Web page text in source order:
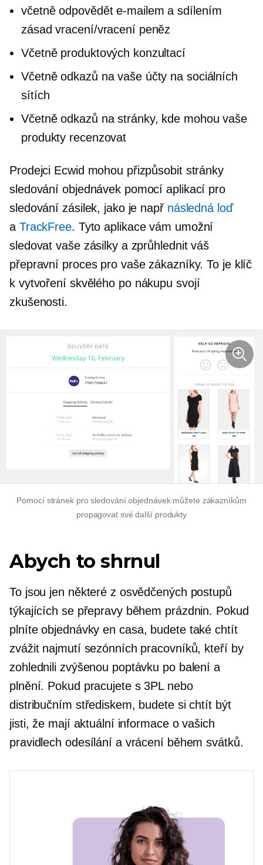
včetněodpověděte-mailem a sdílením
zásad vracení/vracení peněz
Včetně produktových konzultací
Včetně odkazů na vaše účty na sociálních
sítích
Včetně odkazů na stránky, kde mohou vaše
produkty recenzovat
Prodejci Ecwid mohou přizpůsobit stránky
sledování objednávek pomocí aplikací pro
sledování zásilek, jako je např následná loď
a TrackFree. Tyto aplikace vám umožní
sledovat vaše zásilky a zprůhlednit váš
přepravní proces pro vaše zákazníky. To je klíč
k vytvoření skvělého po nákupu svojí
zkušenosti.
Pomocí stránek pro sledování objednávek můžete zákazníkům
propagovat své další produkty
Abych to shrnul
To jsou jen některé z osvědčených postupů
týkajících se přepravy během prázdnin. Pokud
plníte objednávkyen casa, budete také chtít
zvážit najmutí sezónních pracovníků, kteří by
zohlednili zvýšenou poptávku po balení a
plnění. Pokud pracujete s 3PL nebo
distribučním střediskem, budete si chtít být
jisti, že mají aktuální informace o vašich
pravidlech odesílání a vrácení během svátků.